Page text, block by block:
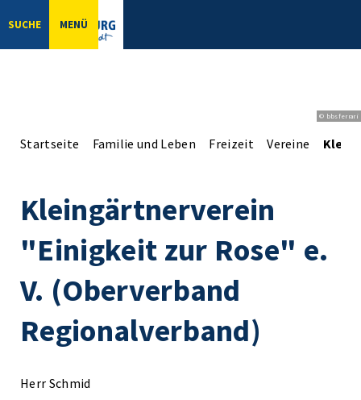
SUCHE MENÜ
© bbsferrari
Startseite Familie und Leben Freizeit Vereine
Kleingärtnerverein
"Einigkeit zur Rose" e.
V. (Oberverband
Regionalverband)
Herr Schmid